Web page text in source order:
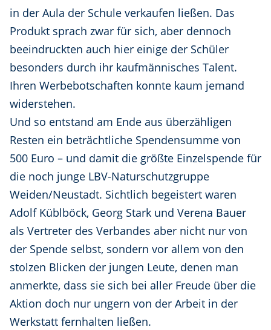
in der Aula der Schule verkaufen ließen. Das
Produkt sprach zwar für sich, aber dennoch
beeindruckten auch hier einige der Schüler
besonders durch ihr kaufmännisches Talent.
Ihren Werbebotschaften konnte kaum jemand
widerstehen.
Und so entstand am Ende aus überzähligen
Resten ein beträchtliche Spendensumme von
500 Euro – und damit die größte Einzelspende für
die noch junge LBV-Naturschutzgruppe
Weiden/Neustadt. Sichtlich begeistert waren
Adolf Küblböck, Georg Stark und Verena Bauer
als Vertreter des Verbandes aber nicht nur von
der Spende selbst, sondern vor allem von den
stolzen Blicken der jungen Leute, denen man
anmerkte, dass sie sich bei aller Freude über die
Aktion doch nur ungern von der Arbeit in der
Werkstatt fernhalten ließen.